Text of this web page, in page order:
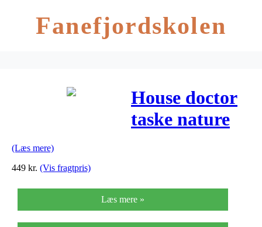
Fanefjordskolen
House doctor
taske nature
(Læs mere)
449 kr. (Vis fragtpris)
Læs mere »